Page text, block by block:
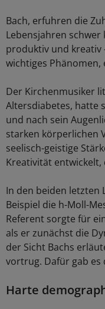
Bach, erfuhren die
Lebensjahren
produktiv und kreativ
wichtiges
Der Kirchenmusiker
Altersdiabetes, hatte
und nach sein
starken körperlichen
seelisch-geistige
Kreativität entwickelt,
In den beiden letzten
Beispiel die h-Moll-
Referent sorgte für
als er zunächst die
der Sicht Bachs
vortrug. Dafür gab
Harte